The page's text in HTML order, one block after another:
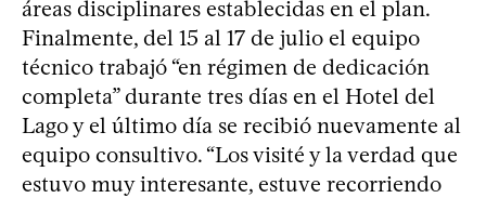
áreas disciplinares establecidas en el plan.
Finalmente, del 15 al 17 de julio el equipo
técnico trabajó “en régimen de dedicación
completa” durante tres días en el Hotel del
Lago y el último día se recibió nuevamente al
equipo consultivo. “Los visité y la verdad que
estuvo muy interesante, estuve recorriendo